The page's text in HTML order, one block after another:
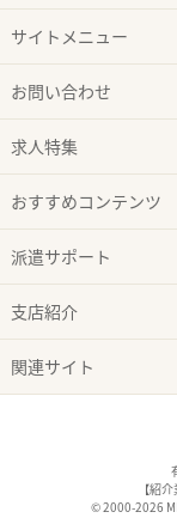
サイトメニュー
お問い合わせ
求人特集
おすすめコンテンツ
派遣サポート
支店紹介
関連サイト
【紹
© 2000-2026